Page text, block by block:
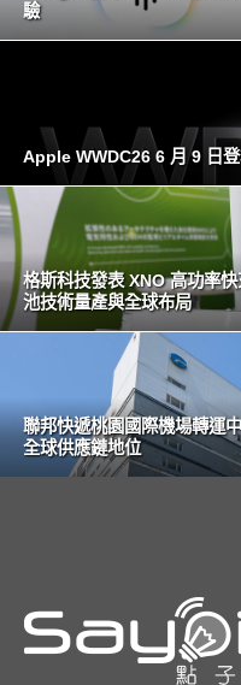
驗
Apple WWDC26 6 月 9 日
格斯科技發表 XNO 高功率
池技術量產與全球布局
聯邦快遞桃園國際機場轉運
全球供應鏈地位